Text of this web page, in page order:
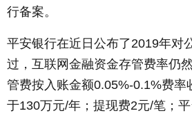
行备案。
平安银行在近日公布了2019年对
过，互联网金融资金存管费率仍
管费按入账金额0.05%-0.1%费率
于130万元/年；提现费2元/笔；平